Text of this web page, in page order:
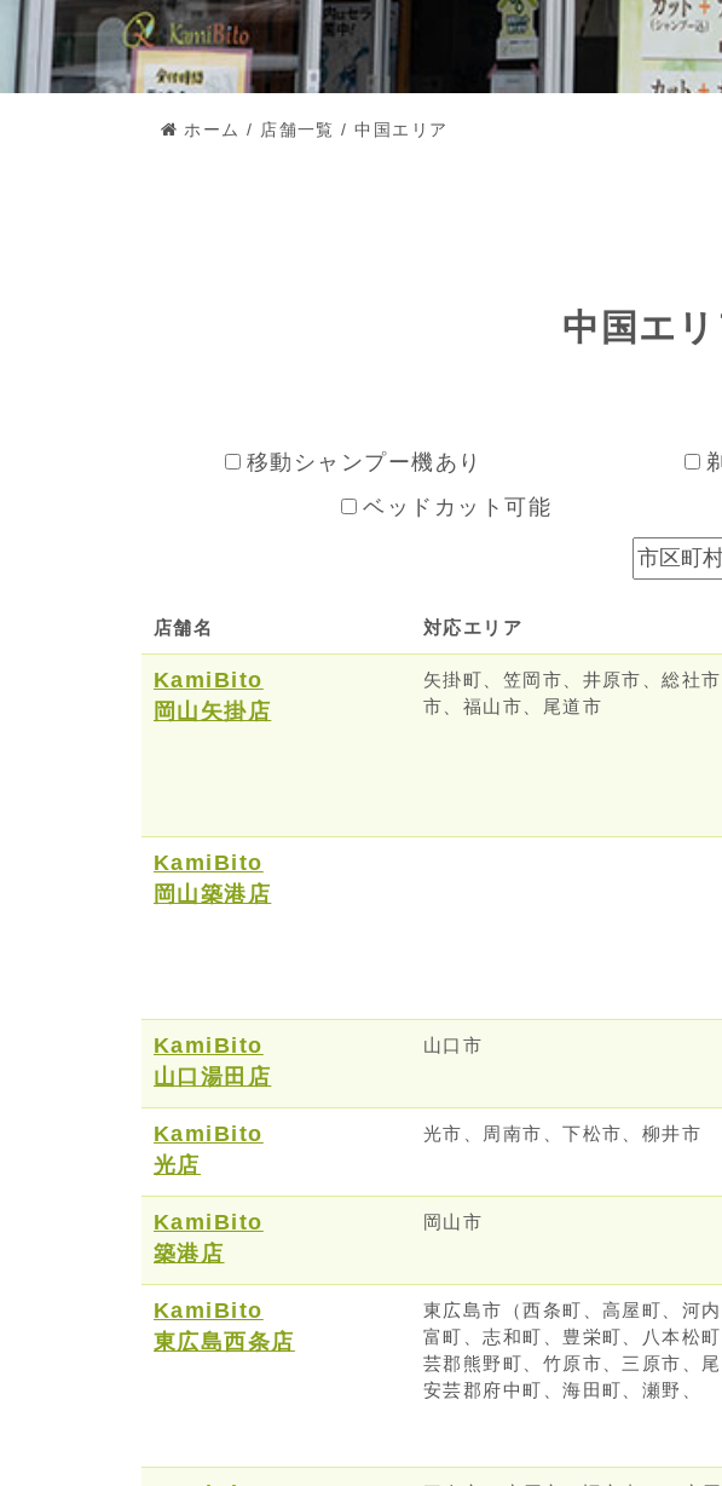
ホーム / 店舗一覧 /中国エリア
中国エ
移動シャンプー機あり
ベッドカット可能
店舗名 対応エリア
KamiBito
岡山矢掛店
矢掛町、笠岡市、井原市、総社
市、福山市、尾道市
KamiBito
岡山築港店
KamiBito
山口湯田店
山口市
KamiBito
光店
光市、周南市、下松市、柳井市
KamiBito
築港店
岡山市
KamiBito
東広島西条店
東広島市（西条町、高屋町、河
富町、志和町、豊栄町、八本松
芸郡熊野町、竹原市、三原市、尾
安芸郡府中町、海田町、瀬野、